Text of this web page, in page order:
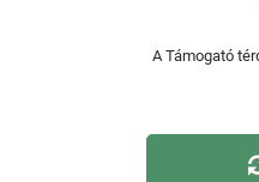
A Támogató